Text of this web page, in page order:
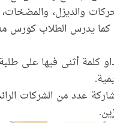
والديزل، والمضخات،
كما يدرس الطلاب
كلمة أثنى فيها على
عدد من الشركات